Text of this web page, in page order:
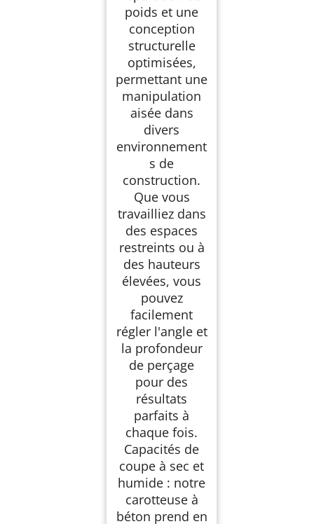
poids et une
conception
structurelle
optimisées,
permettant une
manipulation
aisée dans
divers
environnement
s de
construction.
Que vous
travailliez dans
des espaces
restreints ou à
des hauteurs
élevées, vous
pouvez
facilement
régler l'angle et
la profondeur
de perçage
pour des
résultats
parfaits à
chaque fois.
Capacités de
coupe à sec et
humide : notre
carotteuse à
béton prend en